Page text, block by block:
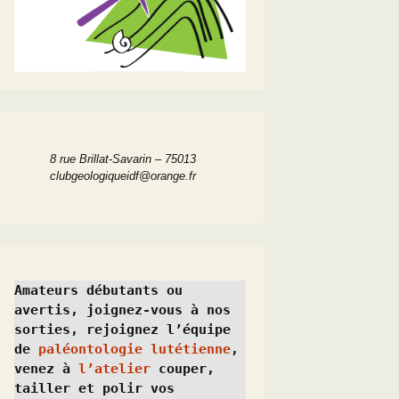
8 rue Brillat-Savarin – 75013
clubgeologiqueidf@orange.fr
Amateurs débutants ou
avertis, joignez-vous à nos
sorties, rejoignez l’équipe
de paléontologie lutétienne,
venez à l’atelier couper,
tailler et polir vos